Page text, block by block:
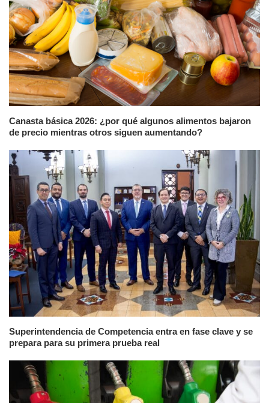
Canasta básica 2026: ¿por qué algunos alimentos bajaron
de precio mientras otros siguen aumentando?
Superintendencia de Competencia entra en fase clave y se
prepara para su primera prueba real